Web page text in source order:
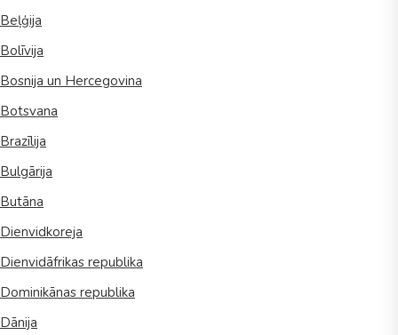
Beļģija
Bolīvija
Bosnija un Hercegovina
Botsvana
Brazīlija
Bulgārija
Butāna
Dienvidkoreja
Dienvidāfrikas republika
Dominikānas republika
Dānija